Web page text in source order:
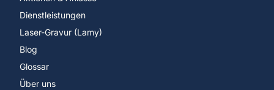
Dienstleistungen
Laser-Gravur (Lamy)
Blog
Glossar
Über uns